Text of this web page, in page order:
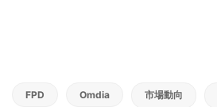
FPD Omdia 市場動向